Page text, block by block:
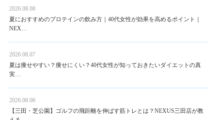
2026.08.08
夏におすすめのプロテインの飲み方｜40代女性が効果を高めるポイント｜
NEX…
2026.08.07
夏は痩せやすい？痩せにくい？40代女性が知っておきたいダイエットの真
実…
2026.08.06
【三田・芝公園】ゴルフの飛距離を伸ばす筋トレとは？NEXUS三田店が教